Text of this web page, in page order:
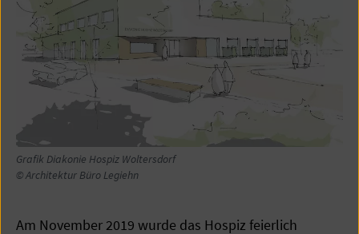
Grafik Diakonie Hospiz Woltersdorf
© Architektur Büro Legiehn
Am November 2019 wurde das Hospiz feierlich